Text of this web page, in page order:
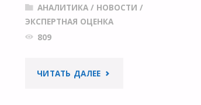
АНАЛИТИКА / НОВОСТИ /
ЭКСПЕРТНАЯ ОЦЕНКА
809
ЧИТАТЬ ДАЛЕЕ"ВОСПРОИЗВОДИМОСТЬ